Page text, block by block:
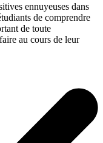
ennuyeuses dans
de comprendre
de toute
au cours de leur